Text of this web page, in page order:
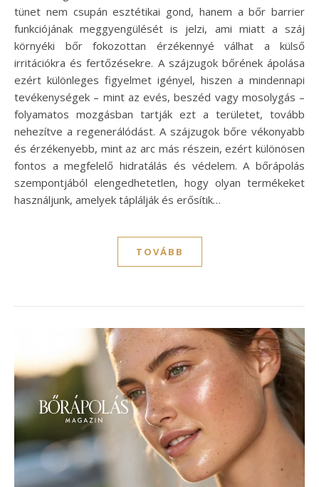
tünet nem csupán esztétikai gond, hanem a bőr barrier
funkciójának meggyengülését is jelzi, ami miatt a száj
környéki bőr fokozottan érzékennyé válhat a külső
irritációkra és fertőzésekre. A szájzugok bőrének ápolása
ezért különleges figyelmet igényel, hiszen a mindennapi
tevékenységek – mint az evés, beszéd vagy mosolygás –
folyamatos mozgásban tartják ezt a területet, tovább
nehezítve a regenerálódást. A szájzugok bőre vékonyabb
és érzékenyebb, mint az arc más részein, ezért különösen
fontos a megfelelő hidratálás és védelem. A bőrápolás
szempontjából elengedhetetlen, hogy olyan termékeket
használjunk, amelyek táplálják és erősítik…
TOVÁBB